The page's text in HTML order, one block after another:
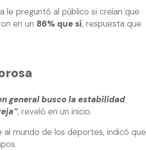
le preguntó al público si creían que
en un 86% que sí, respuesta que
general busco la estabilidad
, reveló en un inicio.
mundo de los deportes, indicó que